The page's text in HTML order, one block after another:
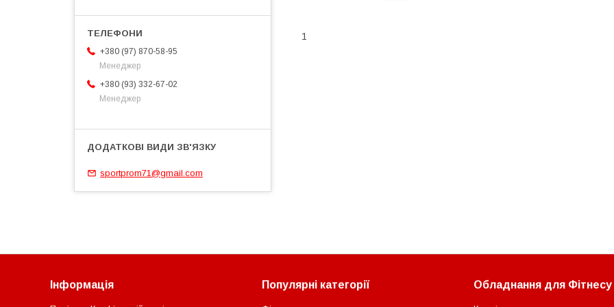
1
+380 (97) 870-58-95
Менеджер
+380 (93) 332-67-02
Менеджер
sportprom71@gmail.com
Інформація Популярні категорії Обладнання для Фітнесу